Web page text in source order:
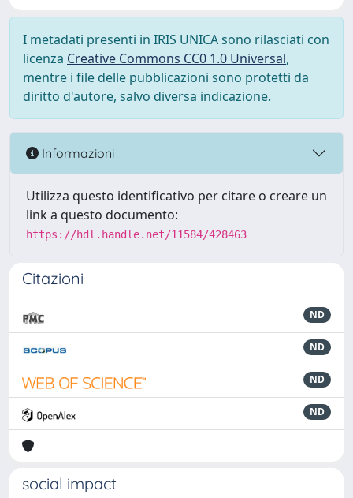
I metadati presenti in IRIS UNICA sono rilasciati con
licenza Creative Commons CC0 1.0 Universal,
mentre i file delle pubblicazioni sono protetti da
diritto d'autore, salvo diversa indicazione.
Informazioni
Utilizza questo identificativo per citare o creare un
link a questo documento:
https://hdl.handle.net/11584/428463
Citazioni
ND
ND
ND
ND
social impact